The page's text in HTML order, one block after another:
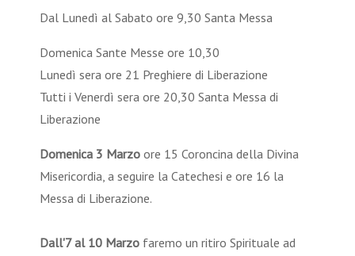
Dal Lunedì al Sabato ore 9,30 Santa Messa
Domenica Sante Messe ore 10,30
Lunedì sera ore 21 Preghiere di Liberazione
Tutti i Venerdì sera ore 20,30 Santa Messa di
Liberazione
Domenica 3 Marzo ore 15 Coroncina della Divina
Misericordia, a seguire la Catechesi e ore 16 la
Messa di Liberazione.
Dall'7 al 10 Marzo faremo un ritiro Spirituale ad